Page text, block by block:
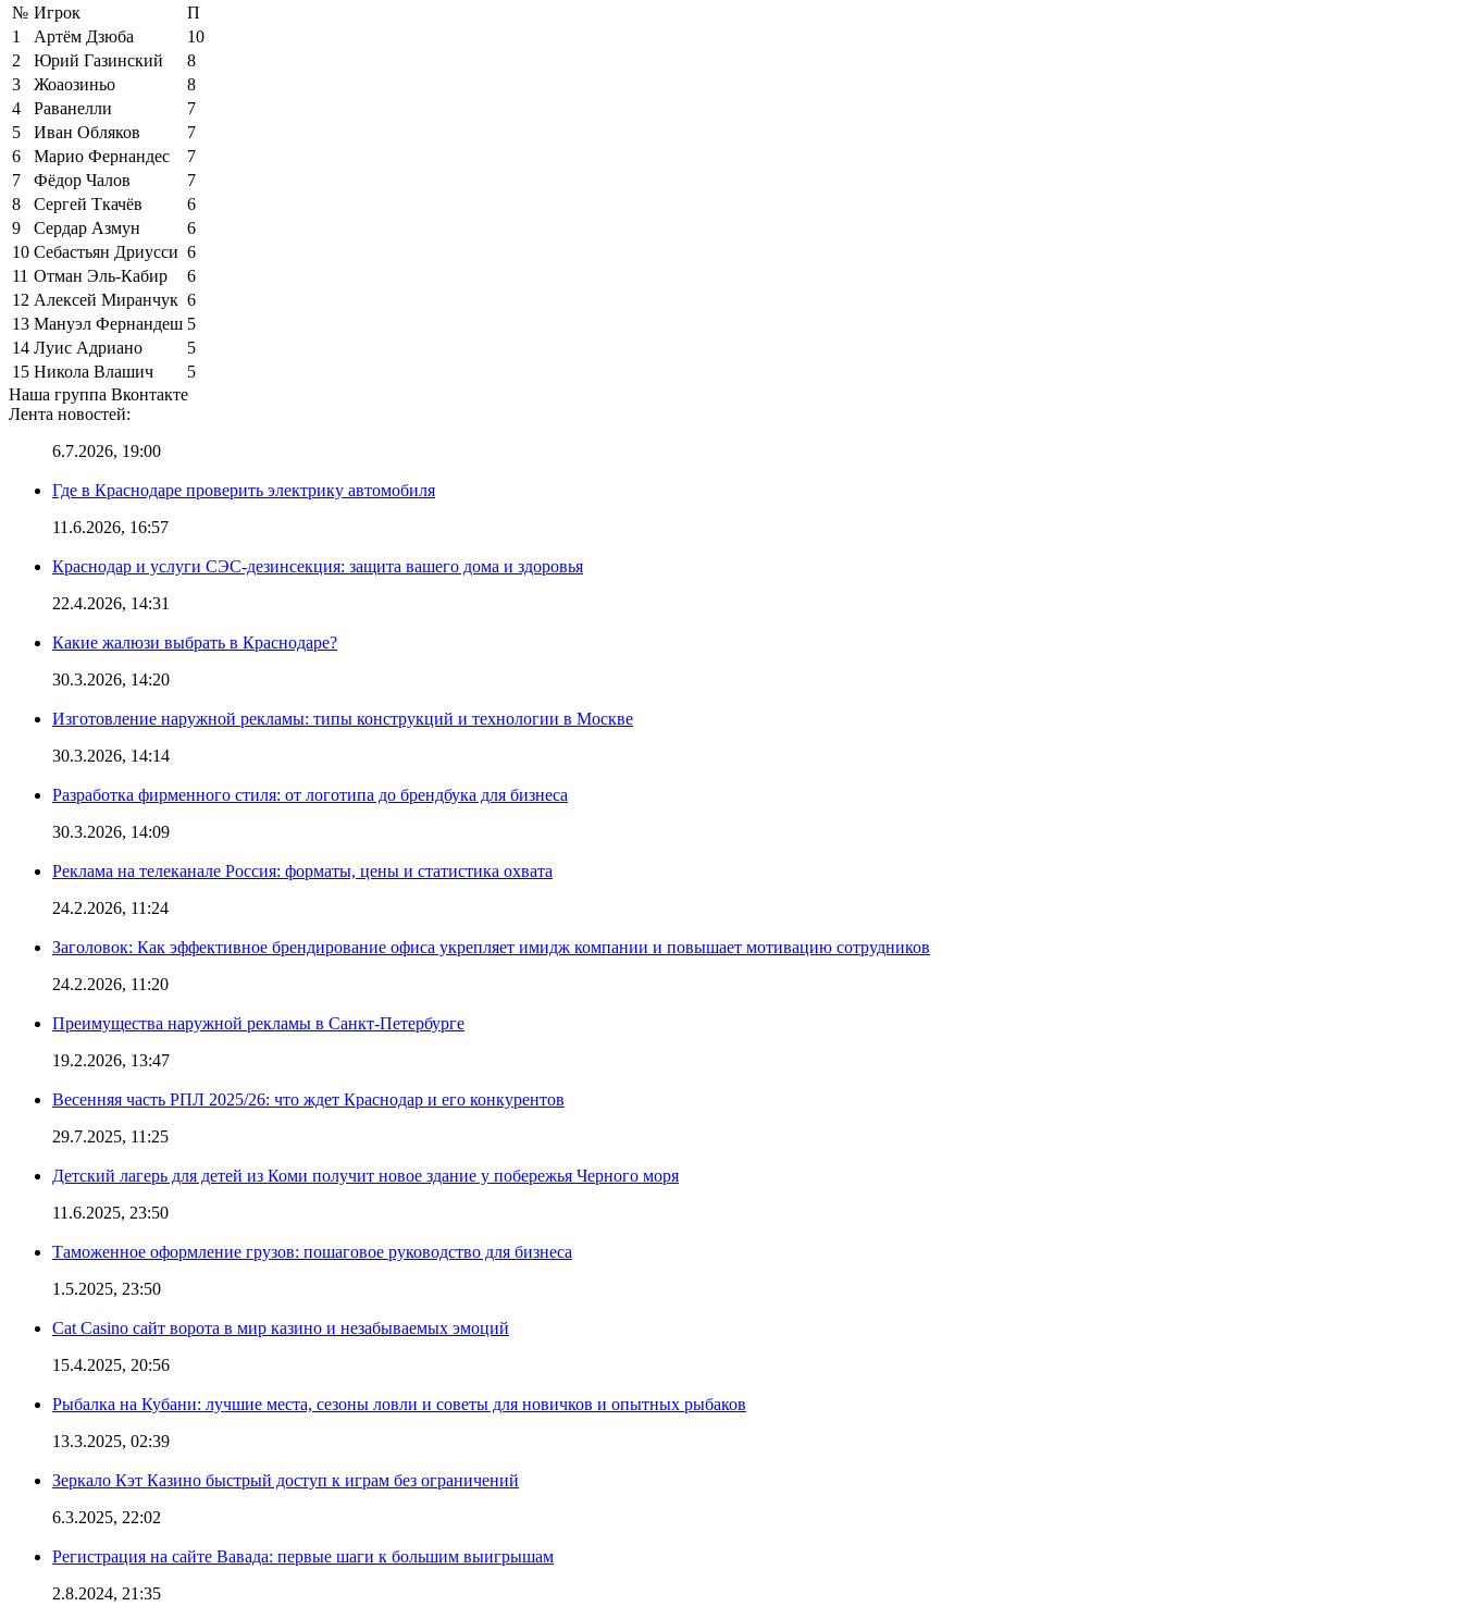
№ Игрок
П
1
Артём Дзюба
10
2
Юрий Газинский
8
3
Жоаозиньо
8
4
Раванелли
7
5
Иван Обляков
7
6
Марио Фернандес
7
7
Фёдор Чалов
7
8
Сергей Ткачёв
6
9
Сердар Азмун
6
10 Себастьян Дриусси 6
11 Отман Эль-Кабир
6
12 Алексей Миранчук 6
13 Мануэл Фернандеш 5
14 Луис Адриано
5
15 Никола Влашич
5
Наша группа Вконтакте
Лента новостей:
6.7.2026, 19:00
Где в Краснодаре проверить электрику автомобиля
11.6.2026, 16:57
Краснодар и услуги СЭС-дезинсекция: защита вашего дома и здоровья
22.4.2026, 14:31
Какие жалюзи выбрать в Краснодаре?
30.3.2026, 14:20
Изготовление наружной рекламы: типы конструкций и технологии в Москве
30.3.2026, 14:14
Разработка фирменного стиля: от логотипа до брендбука для бизнеса
30.3.2026, 14:09
Реклама на телеканале Россия: форматы, цены и статистика охвата
24.2.2026, 11:24
Заголовок: Как эффективное брендирование офиса укрепляет имидж компании и повышает мотивацию сотрудников
24.2.2026, 11:20
Преимущества наружной рекламы в Санкт-Петербурге
19.2.2026, 13:47
Весенняя часть РПЛ 2025/26: что ждет Краснодар и его конкурентов
29.7.2025, 11:25
Детский лагерь для детей из Коми получит новое здание у побережья Черного моря
11.6.2025, 23:50
Таможенное оформление грузов: пошаговое руководство для бизнеса
1.5.2025, 23:50
Cat Casino сайт ворота в мир казино и незабываемых эмоций
15.4.2025, 20:56
Рыбалка на Кубани: лучшие места, сезоны ловли и советы для новичков и опытных рыбаков
13.3.2025, 02:39
Зеркало Кэт Казино быстрый доступ к играм без ограничений
6.3.2025, 22:02
Регистрация на сайте Вавада: первые шаги к большим выигрышам
2.8.2024, 21:35